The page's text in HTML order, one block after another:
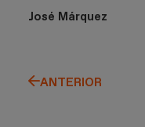
José Márquez
ANTERIOR